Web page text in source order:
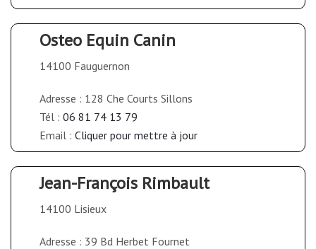
Osteo Equin Canin
14100 Fauguernon
Adresse : 128 Che Courts Sillons
Tél : 06 81 74 13 79
Email : Cliquer pour mettre à jour
Jean-François Rimbault
14100 Lisieux
Adresse : 39 Bd Herbet Fournet